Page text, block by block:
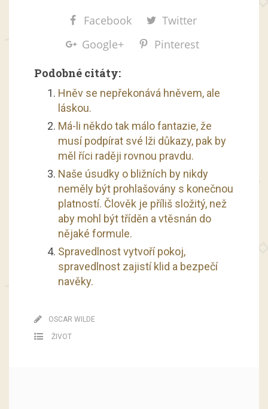
Facebook
Twitter
Google+
Pinterest
Podobné citáty:
Hněv se nepřekonává hněvem, ale
láskou.
Má-li někdo tak málo fantazie, že
musí podpírat své lži důkazy, pak by
měl říci raději rovnou pravdu.
Naše úsudky o bližních by nikdy
neměly být prohlašovány s konečnou
platností. Člověk je příliš složitý, než
aby mohl být tříděn a vtěsnán do
nějaké formule.
Spravedlnost vytvoří pokoj,
spravedlnost zajistí klid a bezpečí
navěky.
OSCAR WILDE
ŽIVOT